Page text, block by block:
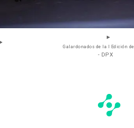
Galardonados de la I Edición
- DPX